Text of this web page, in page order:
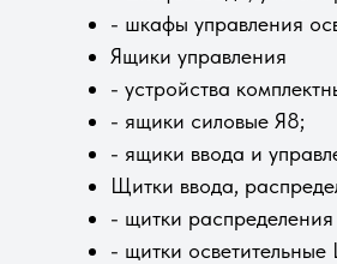
- шкафы управления
Ящики управления
- устройства
- ящики силовые Я8;
- ящики ввода и
Щитки ввода,
- щитки
- щитки